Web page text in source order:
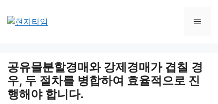
공유물분할경매와 강제경매가 겹칠 경
우, 두 절차를 병합하여 효율적으로 진
행해야 합니다.